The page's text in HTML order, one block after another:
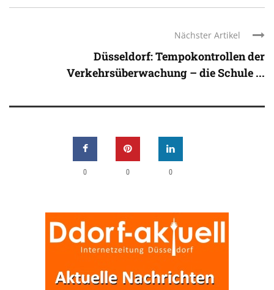
Nächster Artikel
Düsseldorf: Tempokontrollen der
Verkehrsüberwachung – die Schule ...
0 0 0